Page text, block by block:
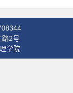
路2号
学院